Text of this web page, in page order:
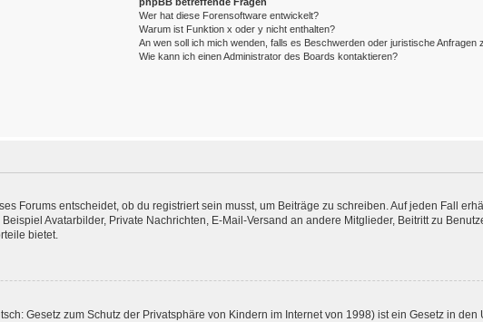
Wer hat diese Forensoftware entwickelt?
Warum ist Funktion x oder y nicht enthalten?
An wen soll ich mich wenden, falls es Beschwerden oder juristische Anfragen
Wie kann ich einen Administrator des Boards kontaktieren?
Forums entscheidet, ob du registriert sein musst, um Beiträge zu schreiben. Auf jeden Fall
Avatarbilder, Private Nachrichten, E-Mail-Versand an andere Mitglieder, Beitritt zu
bietet.
Gesetz zum Schutz der Privatsphäre von Kindern im Internet von 1998) ist ein Gesetz in den